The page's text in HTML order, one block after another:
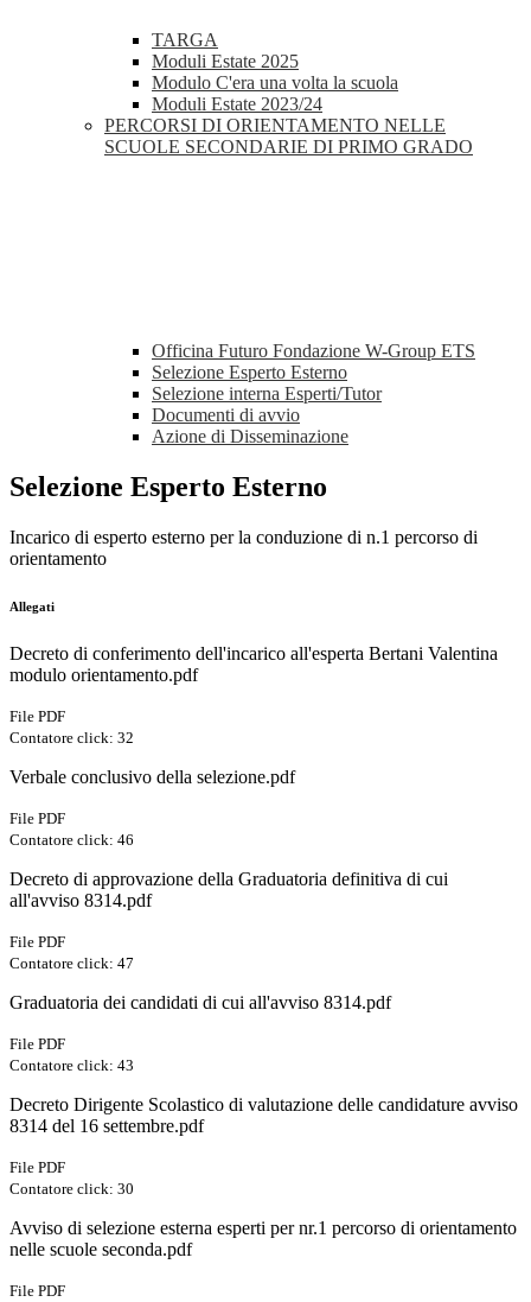
TARGA
Moduli Estate 2025
Modulo C'era una volta la scuola
Moduli Estate 2023/24
PERCORSI DI ORIENTAMENTO NELLE
SCUOLE SECONDARIE DI PRIMO GRADO
Officina Futuro Fondazione W-Group ETS
Selezione Esperto Esterno
Selezione interna Esperti/Tutor
Documenti di avvio
Azione di Disseminazione
Selezione Esperto Esterno
Incarico di esperto esterno per la conduzione di n.1 percorso di
orientamento
Allegati
Decreto di conferimento dell'incarico all'esperta Bertani Valentina
modulo orientamento.pdf
File PDF
Contatore click: 32
Verbale conclusivo della selezione.pdf
File PDF
Contatore click: 46
Decreto di approvazione della Graduatoria definitiva di cui
all'avviso 8314.pdf
File PDF
Contatore click: 47
Graduatoria dei candidati di cui all'avviso 8314.pdf
File PDF
Contatore click: 43
Decreto Dirigente Scolastico di valutazione delle candidature avviso
8314 del 16 settembre.pdf
File PDF
Contatore click: 30
Avviso di selezione esterna esperti per nr.1 percorso di orientamento
nelle scuole seconda.pdf
File PDF